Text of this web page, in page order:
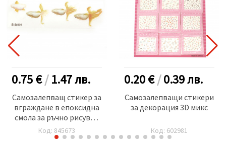
0.75 €/1.47лв.
Самозалепващ стикер за
вграждане в епоксидна
смола за ръчно рисуван
ефект с напластяване
златна рибка размер на
Код: 845673
0.20 €/0.39лв.
Самозалепващи стикери
за декорация 3D микс
Код: 602981